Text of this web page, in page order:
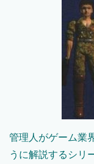
管理人がゲーム業
うに解説するシリ